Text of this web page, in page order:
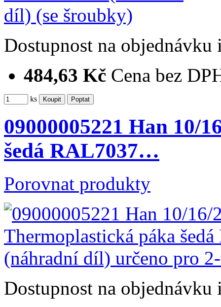
Dostupnost na objednávku
484,63 Kč Cena bez
ks
09000005221 Han 10/
šedá RAL7037…
Porovnat produkty
Dostupnost na objednávku